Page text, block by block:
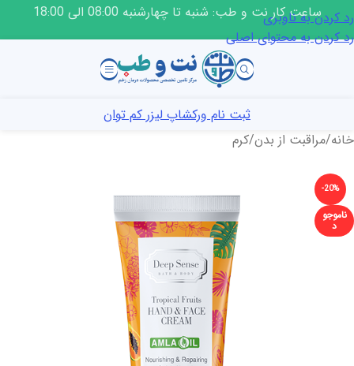
رد کردن به ناوبری
رد کردن به محتوای اصلی
ساعت کار نت و طب: شنبه تا چهارشنبه 08:00 الی 18:00
ثبت نام ورکشاپ لیزر کم توان
خانه/مراقبت از بدن/کرم
-20%
ناموجو
د